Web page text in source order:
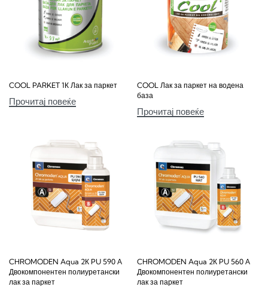
COOL PARKET 1К Лак за паркет
Прочитај повеќе
COOL Лак за паркет на водена
база
Прочитај повеќе
CHROMODEN Aqua 2К PU 590 А
Двокомпонентен полиуретански
лак за паркет
CHROMODEN Aqua 2К PU 560 А
Двокомпонентен полиуретански
лак за паркет